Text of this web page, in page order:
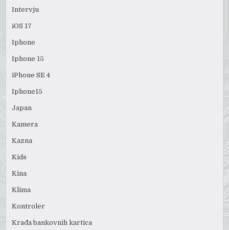
Intervju
iOS 17
Iphone
Iphone 15
iPhone SE 4
Iphone15
Japan
Kamera
Kazna
Kids
Kina
Klima
Kontroler
Krađa bankovnih kartica